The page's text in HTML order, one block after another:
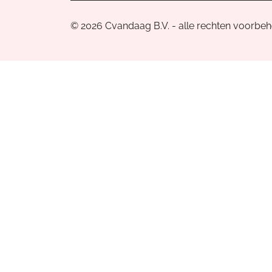
© 2026 Cvandaag B.V. - alle rechten